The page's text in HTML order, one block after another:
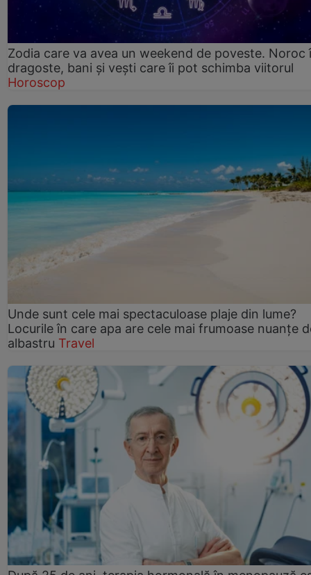
Zodia care va avea un weekend de poveste. Noroc
dragoste, bani și vești care îi pot schimba viitorul
Horoscop
Unde sunt cele mai spectaculoase plaje din lume?
Locurile în care apa are cele mai frumoase nuanțe
albastru Travel